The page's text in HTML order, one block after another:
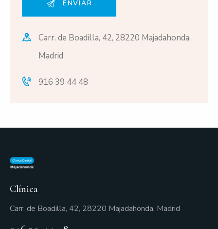
Carr. de Boadilla, 42, 28220 Majadahonda,
Madrid
916 39 44 48
Clínica
Carr. de Boadilla, 42, 28220 Majadahonda, Madrid